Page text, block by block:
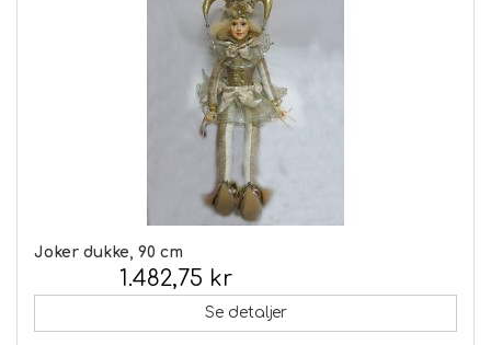
Joker dukke, 90 cm
1.482,75 kr
Se detaljer